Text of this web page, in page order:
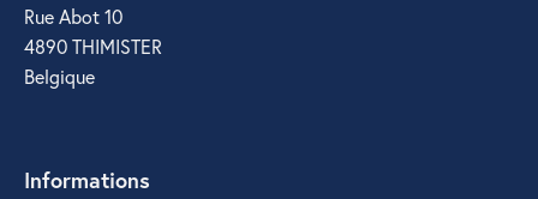
Rue Abot 10
4890 THIMISTER
Belgique
Informations